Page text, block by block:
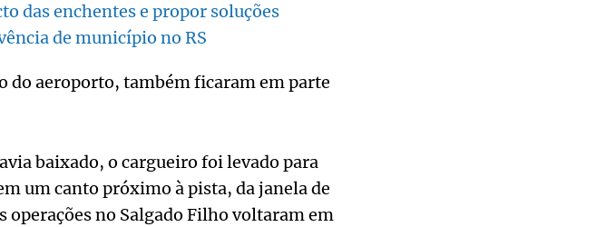
das enchentes e propor soluções
de município no RS
do aeroporto, também ficaram em parte
baixado, o cargueiro foi levado para
um canto próximo à pista, da janela de
operações no Salgado Filho voltaram em